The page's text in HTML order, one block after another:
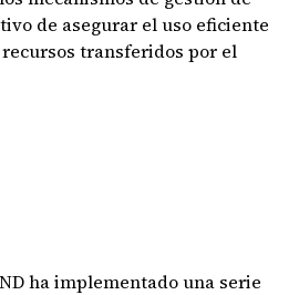
de asegurar el uso eficiente
transferidos por el
ha implementado una serie